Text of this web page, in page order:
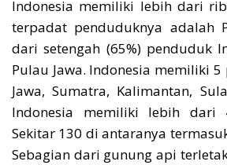
Indonesia memiliki lebih dari
terpadat penduduknya adalah
dari setengah (65%) penduduk
Pulau Jawa. Indonesia memiliki
Jawa, Sumatra, Kalimantan,
Indonesia memiliki lebih dari
Sekitar 130 di antaranya
Sebagian dari gunung api